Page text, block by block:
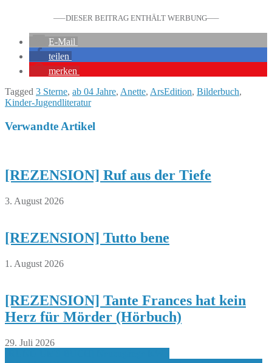
—–DIESER BEITRAG ENTHÄLT WERBUNG—–
E-Mail
teilen
merken
Tagged 3 Sterne, ab 04 Jahre, Anette, ArsEdition, Bilderbuch,
Kinder-Jugendliteratur
Verwandte Artikel
[REZENSION] Ruf aus der Tiefe
3. August 2026
[REZENSION] Tutto bene
1. August 2026
[REZENSION] Tante Frances hat kein
Herz für Mörder (Hörbuch)
29. Juli 2026